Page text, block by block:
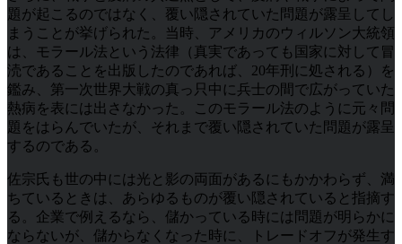
題が起こるのではなく、覆い隠されていた問題が露呈してし
まうことが挙げられた。当時、アメリカのウィルソン大統領
は、モラール法という法律（真実であっても国家に対して冒
涜であることを出版したのであれば、20年刑に処される）を
鑑み、第一次世界大戦の真っ只中に兵士の間で広がっていた
熱病を表には出さなかった。このモラール法のように元々問
題をはらんでいたが、それまで覆い隠されていた問題が露呈
するのである。
佐宗氏も世の中には光と影の両面があるにもかかわらず、満
ちているときは、あらゆるものが覆い隠されていると指摘す
る。企業で例えるなら、儲かっている時には問題が明らかに
ならないが、儲からなくなった時に、トレードオフが発生す